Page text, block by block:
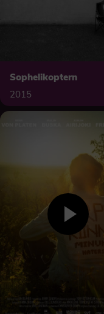
Sophelikoptern
2015